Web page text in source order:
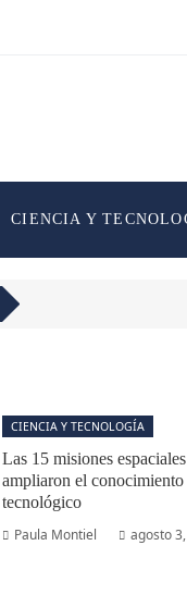
CIENCIA Y
CIENCIA Y TECNOLOGÍA
Las 15 misiones
ampliaron el
tecnológico
Paula Montiel
agosto